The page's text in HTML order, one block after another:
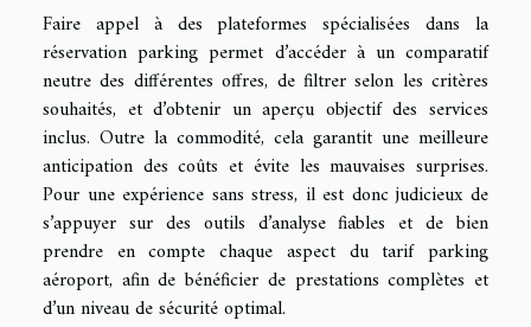
Faire appel à des plateformes spécialisées dans la
réservation parking permet d’accéder à un comparatif
neutre des différentes offres, de filtrer selon les critères
souhaités, et d’obtenir un aperçu objectif des services
inclus. Outre la commodité, cela garantit une meilleure
anticipation des coûts et évite les mauvaises surprises.
Pour une expérience sans stress, il est donc judicieux de
s’appuyer sur des outils d’analyse fiables et de bien
prendre en compte chaque aspect du tarif parking
aéroport, afin de bénéficier de prestations complètes et
d’un niveau de sécurité optimal.